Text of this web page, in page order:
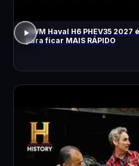
GWM Haval H6 PHEV35 2027
para ficar MAIS RÁPIDO